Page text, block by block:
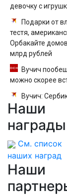
девочку с
Подарки от
тестя,
Орбакайте
млрд рублей
Вучич
можно скорее
Вучич:
даже в случае
Наши
награды
См. список
наших наград
Наши